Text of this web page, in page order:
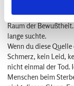
Stuhl neben mich.
feinste Spannungen
Raum der
lange suchte.
Wenn du diese
Schmerz, kein Leid,
nicht einmal der Tod.
Menschen beim